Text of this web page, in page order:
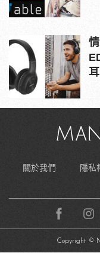
關於我們 隱私
Copyright ©